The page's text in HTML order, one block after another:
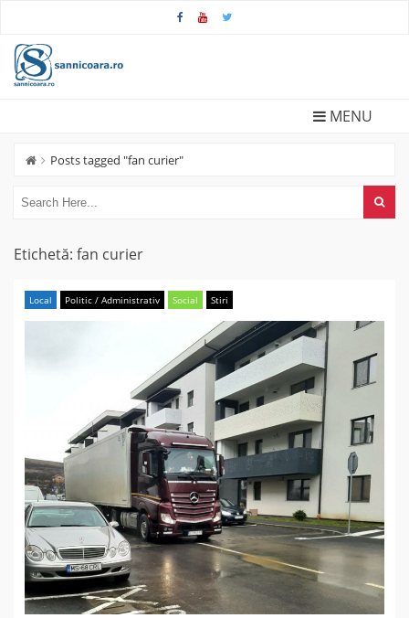
MENU
Posts tagged "fan curier"
Etichetă: fan curier
Local Politic / Administrativ Social Stiri